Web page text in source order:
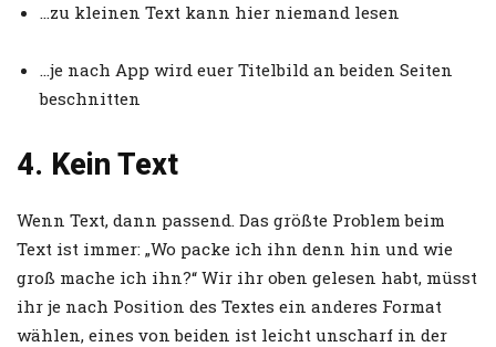
…zu kleinen Text kann hier niemand lesen
…je nach App wird euer Titelbild an beiden Seiten
beschnitten
4. Kein Text
Wenn Text, dann passend. Das größte Problem beim
Text ist immer: „Wo packe ich ihn denn hin und wie
groß mache ich ihn?“ Wir ihr oben gelesen habt, müsst
ihr je nach Position des Textes ein anderes Format
wählen, eines von beiden ist leicht unscharf in der